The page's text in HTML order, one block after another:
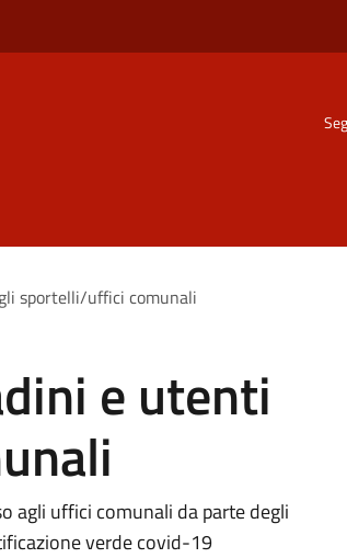
sportelli/uffici comunali
e utenti
agli uffici comunali da parte degli
verde covid-19